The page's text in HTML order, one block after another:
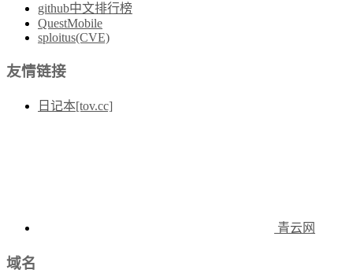
github中文排行榜
QuestMobile
sploitus(CVE)
友情链接
日记本[tov.cc]
青云网
域名